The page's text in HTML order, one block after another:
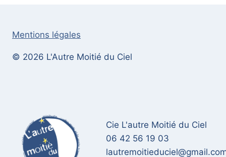
Mentions légales
© 2026 L'Autre Moitié du Ciel
Cie L'autre Moitié du Ciel
06 42 56 19 03